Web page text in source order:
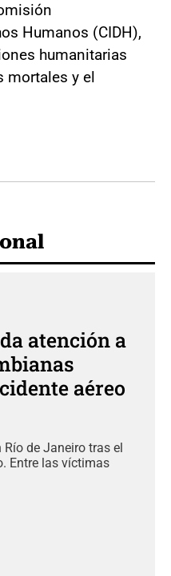
Humanos (CIDH),
humanitarias
mortales y el
atención a
aéreo
de Janeiro tras el
Entre las víctimas